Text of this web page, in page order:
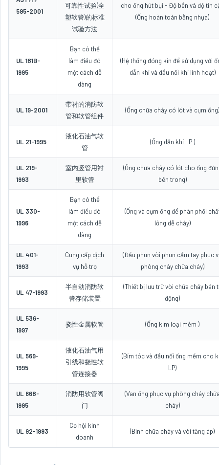
595-2001
可靠性试验(全
塑软管)的标准
试验方法
cho ống hút bụi - Độ bền và độ tin
(Ống hoàn toàn bằng nhựa)
UL 181B-
1995
Bạn có thể
làm điều đó
một cách dễ
dàng
(Hệ thống đóng kín để sử dụng với
dẫn khí và đầu nối khí linh hoạt)
UL 19-2001
带衬的消防软
管和软管组件
(Ống chữa cháy có lót và cụm ống)
UL 21-1995
液化石油气软
管
(Ống dẫn khí LP )
UL 219-
1993
室内竖管用衬
里软管
(Ống chữa cháy có lót cho ống
bên trong)
UL 330-
1996
Bạn có thể
làm điều đó
một cách dễ
dàng
(Ống và cụm ống để phân phối
lỏng dễ cháy)
UL 401-
1993
Cung cấp dịch
vụ hỗ trợ
(Đầu phun vòi phun cầm tay phục
phòng cháy chữa cháy)
UL 47-1993
半自动消防软
管存储装置
(Thiết bị lưu trữ vòi chữa cháy bán
động)
UL 536-
1997
挠性金属软管 (Ống kim loại mềm )
UL 569-
1995
液化石油气用
引线和挠性软
管连接器
(Bím tóc và đầu nối ống mềm cho
LP)
UL 668-
1995
消防用软管阀
门
(Van ống phục vụ phòng cháy
cháy)
UL 92-1993
Cơ hội kinh
doanh
(Bình chữa cháy và vòi tăng áp)